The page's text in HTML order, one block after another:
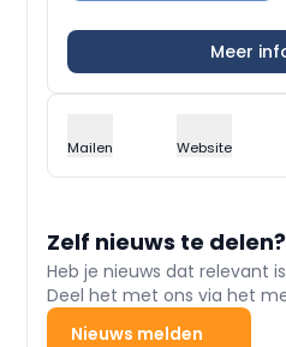
Meer
Mailen Website
Zelf nieuws te delen?
Heb je nieuws dat relevant
Deel het met ons via het
Nieuws melden